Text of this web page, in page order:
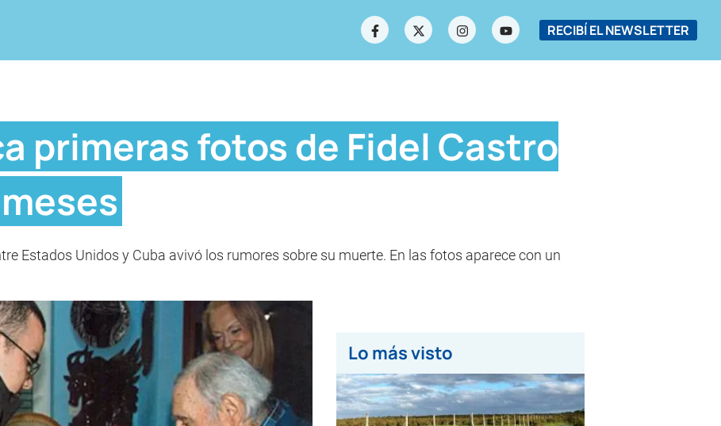
RECIBÍ EL NEWSLETTER
primeras fotos de Fidel Castro
Estados Unidos y Cuba avivó los rumores sobre su muerte. En las fotos aparece con un
Lo más visto